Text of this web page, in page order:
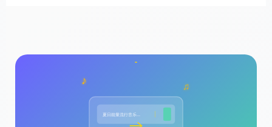
♪
♫
夏日能量流行音乐...